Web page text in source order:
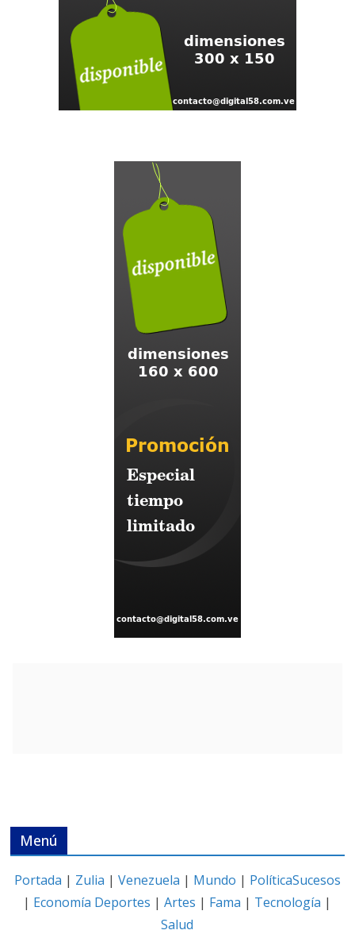
Menú
Portada | Zulia | Venezuela | Mundo | PolíticaSucesos
| Economía Deportes |Artes | Fama | Tecnología |
Salud